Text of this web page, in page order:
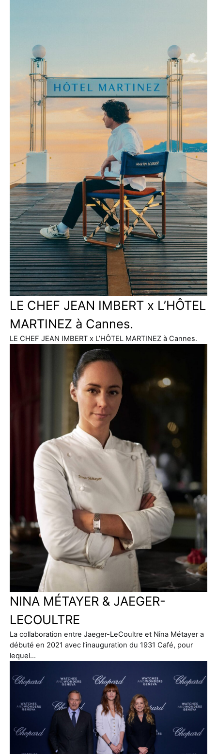
LE CHEF JEAN IMBERT x L’HÔTEL
MARTINEZ à Cannes.
LE CHEF JEAN IMBERT x L’HÔTEL MARTINEZ à Cannes.
NINA MÉTAYER & JAEGER-
LECOULTRE
La collaboration entre Jaeger-LeCoultre et Nina Métayer a
débuté en 2021 avec l’inauguration du 1931 Café, pour
lequel…